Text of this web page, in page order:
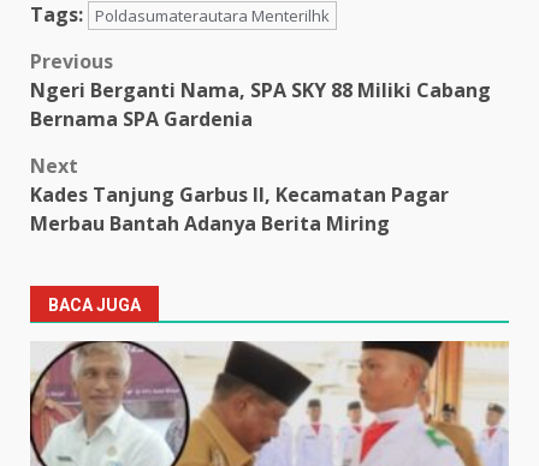
Tags:
Poldasumaterautara Menterilhk
Post
navigation
Previous
Ngeri Berganti Nama, SPA SKY 88 Miliki Cabang
Bernama SPA Gardenia
Next
Kades Tanjung Garbus II, Kecamatan Pagar
Merbau Bantah Adanya Berita Miring
BACA JUGA